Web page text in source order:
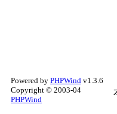
Powered by PHPWind v1.3.6
Copyright © 2003-04
PHPWind